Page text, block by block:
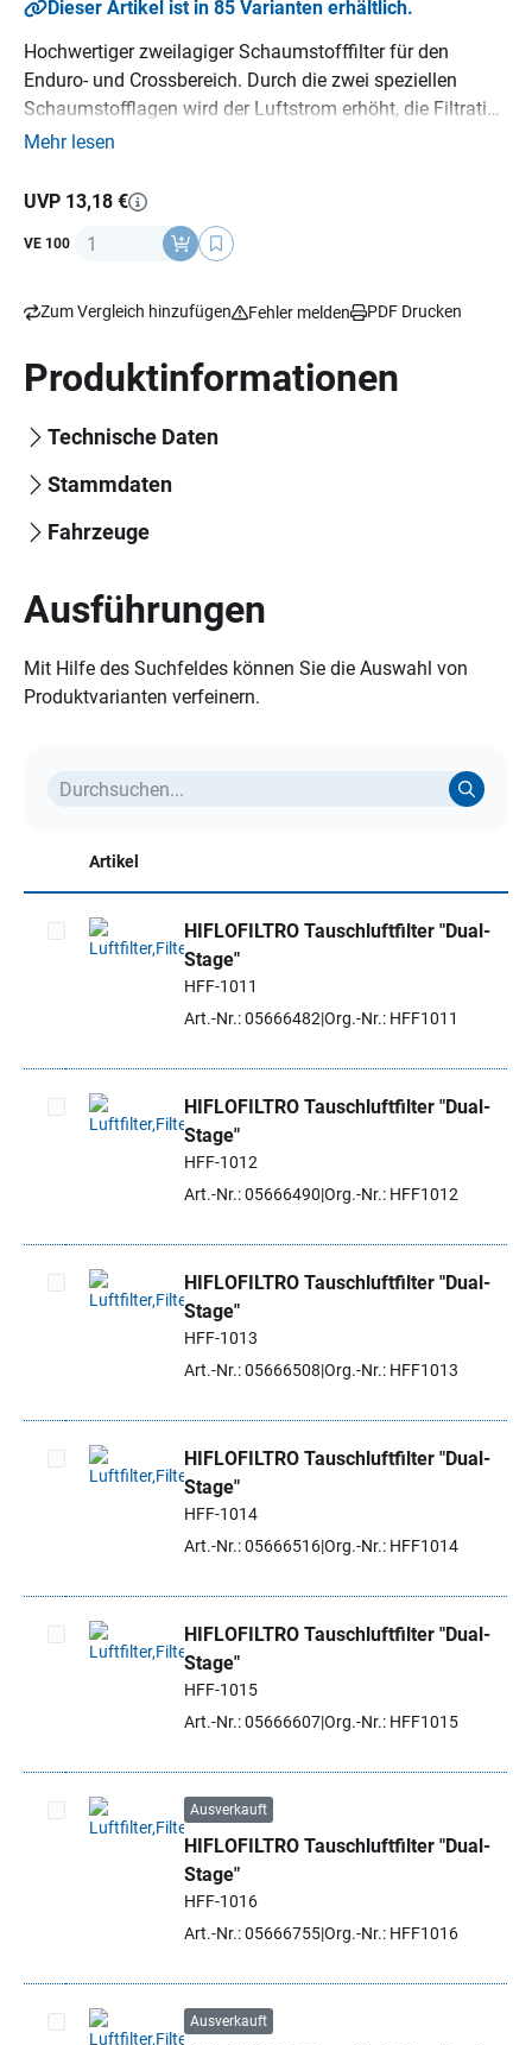
Dieser Artikel ist in 85 Varianten erhältlich.
Hochwertiger zweilagiger Schaumstofffilter für den
Enduro- und Crossbereich. Durch die zwei speziellen
Schaumstofflagen wird der Luftstrom erhöht, die Filtration
maximiert und somit die Leistung verbessert. Perfekt für
waschbar und wiederverwendbar.
Hiflofiltro Oel- und Luftfilter in TÜV geprüfter Qualität. Für
verwendet.
Pflegehinweis:Filter mit einem speziellen
Luftfilterreiniger gründlich auswaschen und gut trocknen
lassen. Filter nur ausdrücken und keinesfalls auswringen!
Trockenen Luftfilter dann mit Filteröl einölen.
Mehr lesen
UVP 13,18 €
VE 100 Anzahl
Zum Vergleich hinzufügen Fehler melden PDF Drucken
Produktinformationen
Technische Daten
Stammdaten
Fahrzeuge
Ausführungen
Mit Hilfe des Suchfeldes können Sie die Auswahl von
Produktvarianten verfeinern.
Artikel
Artikel auswählen
HIFLOFILTRO Tauschluftfilter "Dual-
Stage"
HFF-1011
Art.-Nr.: 05666482 Org.-Nr.: HFF1011
Artikel auswählen
HIFLOFILTRO Tauschluftfilter "Dual-
Stage"
HFF-1012
Art.-Nr.: 05666490 Org.-Nr.: HFF1012
Artikel auswählen
HIFLOFILTRO Tauschluftfilter "Dual-
Stage"
HFF-1013
Art.-Nr.: 05666508 Org.-Nr.: HFF1013
Artikel auswählen
HIFLOFILTRO Tauschluftfilter "Dual-
Stage"
HFF-1014
Art.-Nr.: 05666516Org.-Nr.: HFF1014
Artikel auswählen
HIFLOFILTRO Tauschluftfilter "Dual-
Stage"
HFF-1015
Art.-Nr.: 05666607Org.-Nr.: HFF1015
Artikel auswählen
Ausverkauft
HIFLOFILTRO Tauschluftfilter "Dual-
Stage"
HFF-1016
Art.-Nr.: 05666755Org.-Nr.: HFF1016
Ausverkauft